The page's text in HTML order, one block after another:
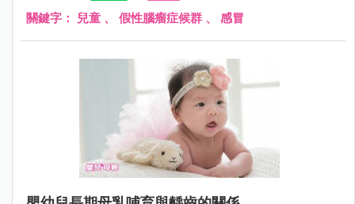
關鍵字： 兒童 、 假性腦瘤症候群 、 感冒